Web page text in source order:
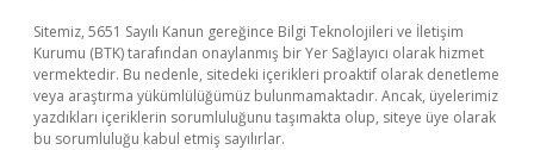
Sitemiz, 5651 Sayılı Kanun gereğince Bilgi Teknolojileri ve İletişim
Kurumu (BTK) tarafından onaylanmış bir Yer Sağlayıcı olarak hizmet
vermektedir. Bu nedenle, sitedeki içerikleri proaktif olarak denetleme
veya araştırma yükümlülüğümüz bulunmamaktadır. Ancak, üyelerimiz
yazdıkları içeriklerin sorumluluğunu taşımakta olup, siteye üye olarak
bu sorumluluğu kabul etmiş sayılırlar.